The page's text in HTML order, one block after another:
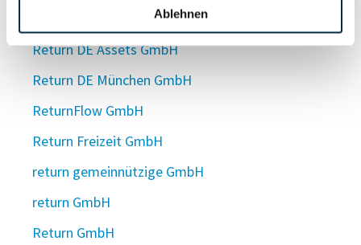
Ablehnen
Return DE Asset 6 GmbH
Return DE Assets GmbH
Return DE München GmbH
ReturnFlow GmbH
Return Freizeit GmbH
return gemeinnützige GmbH
return GmbH
Return GmbH